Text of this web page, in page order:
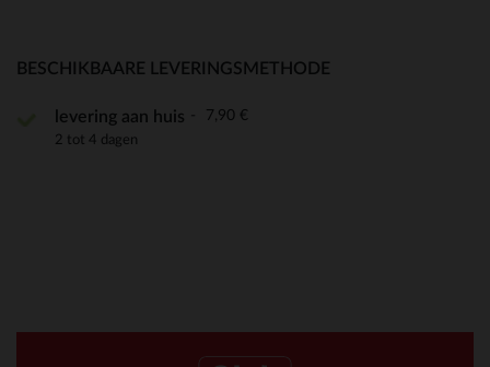
BESCHIKBAARE LEVERINGSMETHODE
levering aan huis 7,90 €
2 tot 4 dagen